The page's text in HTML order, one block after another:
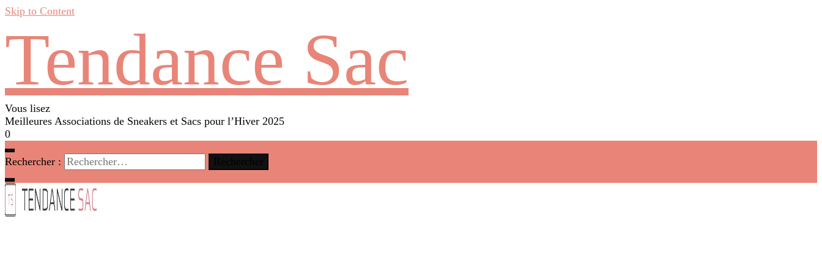
Skip to Content
Tendance Sac
Vous lisez
Meilleures Associations de Sneakers et Sacs pour l’Hiver 2025
0
Rechercher :